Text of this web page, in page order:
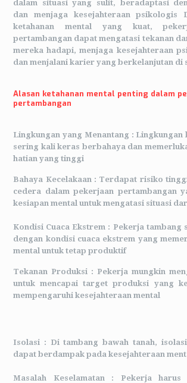
dalam situasi yang sulit, beradaptasi
dan menjaga kesejahteraan psikologis
ketahanan mental yang kuat,
pertambangan dapat mengatasi tekanan
mereka hadapi, menjaga kesejahteraan
dan menjalani karier yang berkelanjutan di
Alasan ketahanan mental penting dalam
pertambangan
Lingkungan yang Menantang : Lingkungan
sering kali keras berbahaya dan
hatian yang tinggi
Bahaya Kecelakaan : Terdapat risiko
cedera dalam pekerjaan pertambangan
kesiapan mental untuk mengatasi situasi
Kondisi Cuaca Ekstrem : Pekerja tambang
dengan kondisi cuaca ekstrem yang
mental untuk tetap produktif
Tekanan Produksi : Pekerja mungkin
untuk mencapai target produksi yang
mempengaruhi kesejahteraan mental
Isolasi : Di tambang bawah tanah,
dapat berdampak pada kesejahteraan
Masalah Keselamatan : Pekerja harus